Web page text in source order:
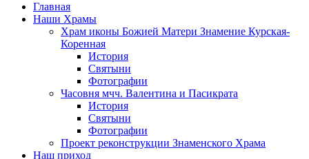
Главная
Наши Храмы
Храм иконы Божией Матери Знамение Курская-
Коренная
История
Святыни
Фотографии
Часовня мчч. Валентина и Пасикрата
История
Святыни
Фотографии
Проект реконструкции Знаменского Храма
Наш приход